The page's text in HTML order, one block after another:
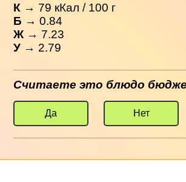
К → 79 кКал / 100 г
Б → 0.84
Ж → 7.23
У → 2.79
Считаете это блюдо
Да Нет